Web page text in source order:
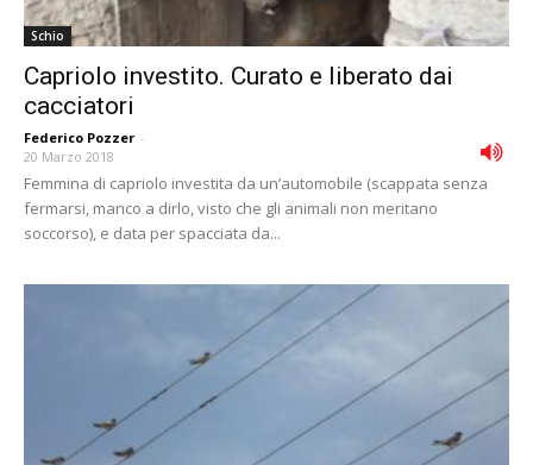
Schio
Capriolo investito. Curato e liberato dai
cacciatori
Federico Pozzer -
20 Marzo 2018
Femmina di capriolo investita da un’automobile (scappata senza
fermarsi, manco a dirlo, visto che gli animali non meritano
soccorso), e data per spacciata da...